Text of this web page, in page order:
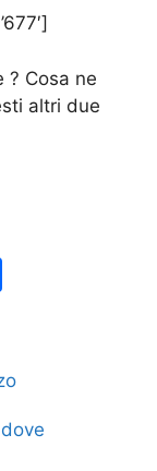
? Cosa ne
altri due
e